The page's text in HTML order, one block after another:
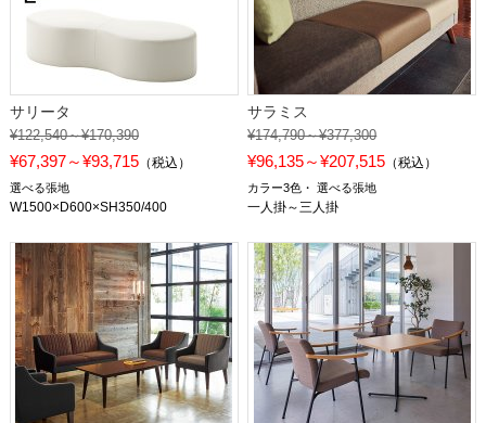
サリータ
¥122,540～¥170,390
¥67,397～¥93,715（税込）
選べる張地
W1500×D600×SH350/400
サラミス
¥174,790～¥377,300
¥96,135～¥207,515 （税込）
カラー3色 選べる張地
一人掛～三人掛